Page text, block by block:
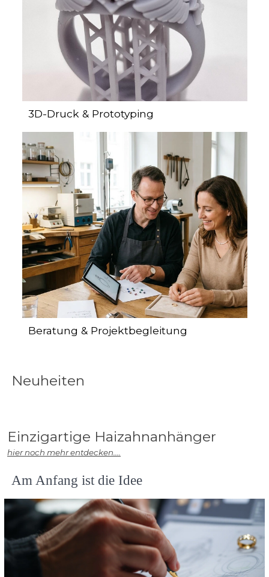
3D-Druck & Prototyping
Beratung & Projektbegleitung
Neuheiten
Einzigartige Haizahnanhänger
hier noch mehr entdecken....
Am Anfang ist die Idee